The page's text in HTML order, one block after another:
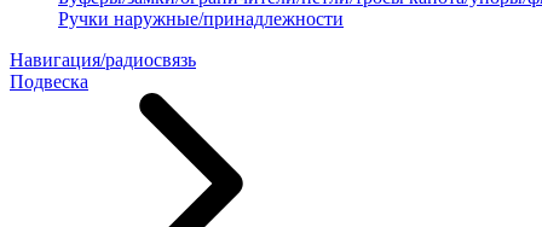
Ручки наружные/принадлежности
Навигация/радиосвязь
Подвеска